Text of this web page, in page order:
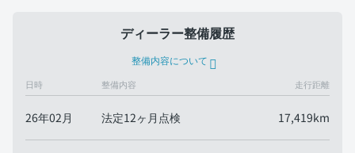
ディーラー整備履歴
整備内容について
日時 整備内容 走行距離
26年02月 法定12ヶ月点検 17,419km